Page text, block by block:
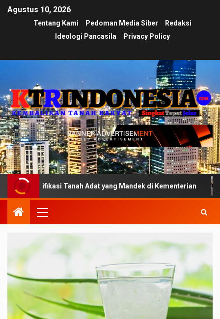
Agustus 10, 2026
Tentang Kami Pedoman Media Siber
Redaksi
Ideologi Pancasila
Privacy Policy
Tanah Adat yang Mandek di Kementerian Ujian